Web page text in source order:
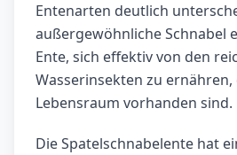
Entenarten deutlich
außergewöhnliche Schnabel
Ente, sich effektiv von den
Wasserinsekten zu
Lebensraum vorhanden sind.
Die Spatelschnabelente hat